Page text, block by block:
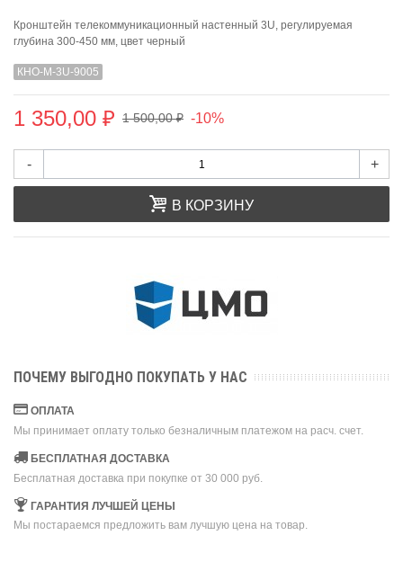
Кронштейн телекоммуникационный настенный 3U, регулируемая
глубина 300-450 мм, цвет черный
КНО-М-3U-9005
1 350,00 ₽ 1 500,00 ₽ -10%
- +
В КОРЗИНУ
ПОЧЕМУ ВЫГОДНО ПОКУПАТЬ У НАС
ОПЛАТА
Мы принимает оплату только безналичным платежом на расч. счет.
БЕСПЛАТНАЯ ДОСТАВКА
Бесплатная доставка при покупке от 30 000 руб.
ГАРАНТИЯ ЛУЧШЕЙ ЦЕНЫ
Мы постараемся предложить вам лучшую цена на товар.